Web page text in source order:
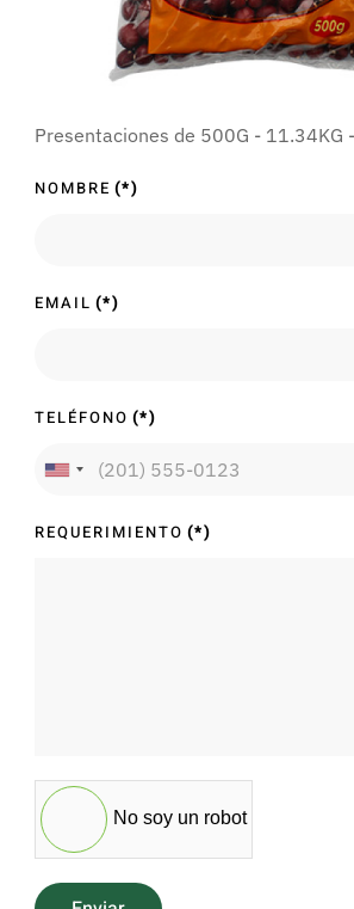
Presentaciones de 500G - 11.34KG
NOMBRE (*)
EMAIL (*)
TELÉFONO (*)
United
+1
REQUERIMIENTO (*)
No soy un robot